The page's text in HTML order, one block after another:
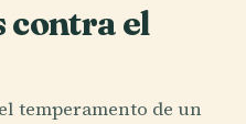
contra el
temperamento de un